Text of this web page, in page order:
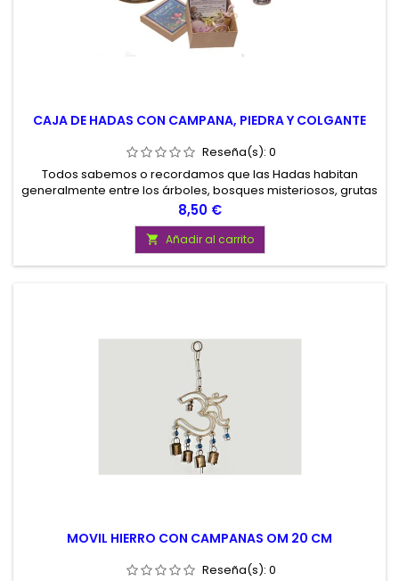
CAJA DE HADAS CON CAMPANA, PIEDRA Y COLGANTE
Reseña(s): 0
Todos sabemos o recordamos que las Hadas habitan
generalmente entre los árboles, bosques misteriosos, grutas
encantadas, fuentes mágicas, el fondo de los lagos... las
hadas habitan en otra dimensión, pero no está tan lejos de
la nuestra.
Precio
8,50 €
 Añadir al carrito
MOVIL HIERRO CON CAMPANAS OM 20 CM
Reseña(s): 0